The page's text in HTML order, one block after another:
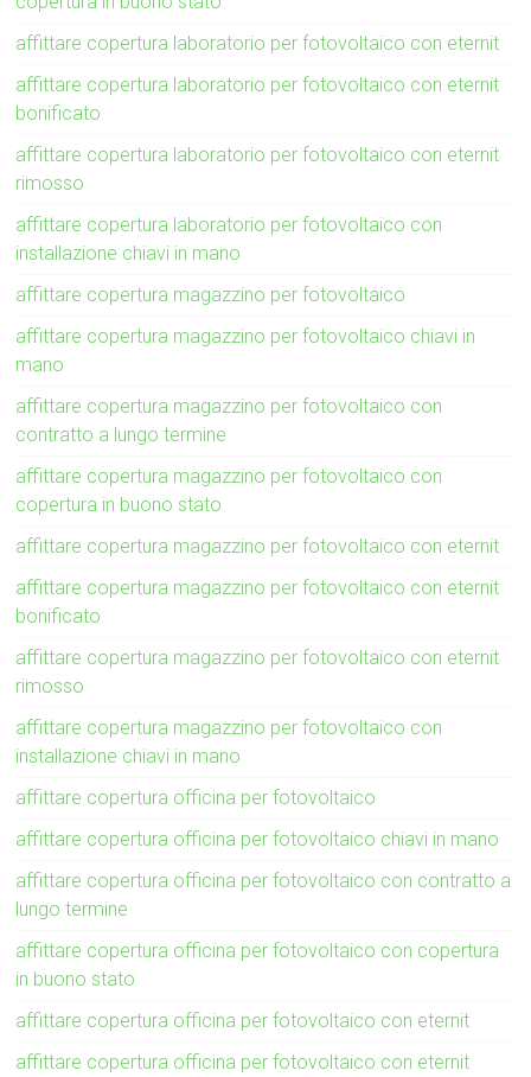
affittare copertura laboratorio per fotovoltaico con eternit
affittare copertura laboratorio per fotovoltaico con eternit
bonificato
affittare copertura laboratorio per fotovoltaico con eternit
rimosso
affittare copertura laboratorio per fotovoltaico con
installazione chiavi in mano
affittare copertura magazzino per fotovoltaico
affittare copertura magazzino per fotovoltaico chiavi in
mano
affittare copertura magazzino per fotovoltaico con
contratto a lungo termine
affittare copertura magazzino per fotovoltaico con
copertura in buono stato
affittare copertura magazzino per fotovoltaico con eternit
affittare copertura magazzino per fotovoltaico con eternit
bonificato
affittare copertura magazzino per fotovoltaico con eternit
rimosso
affittare copertura magazzino per fotovoltaico con
installazione chiavi in mano
affittare copertura officina per fotovoltaico
affittare copertura officina per fotovoltaico chiavi in mano
affittare copertura officina per fotovoltaico con contratto a
lungo termine
affittare copertura officina per fotovoltaico con copertura
in buono stato
affittare copertura officina per fotovoltaico con eternit
affittare copertura officina per fotovoltaico con eternit